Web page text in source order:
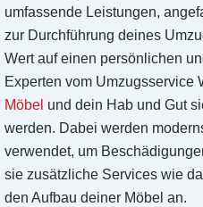
umfassende Leistungen,
zur Durchführung deines
Wert auf einen persönlichen
Experten vom Umzugsservice
Möbel und dein Hab und Gut
werden. Dabei werden
verwendet, um
sie zusätzliche Services wie
den Aufbau deiner Möbel an.